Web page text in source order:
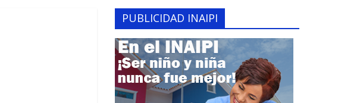
PUBLICIDAD INAIPI